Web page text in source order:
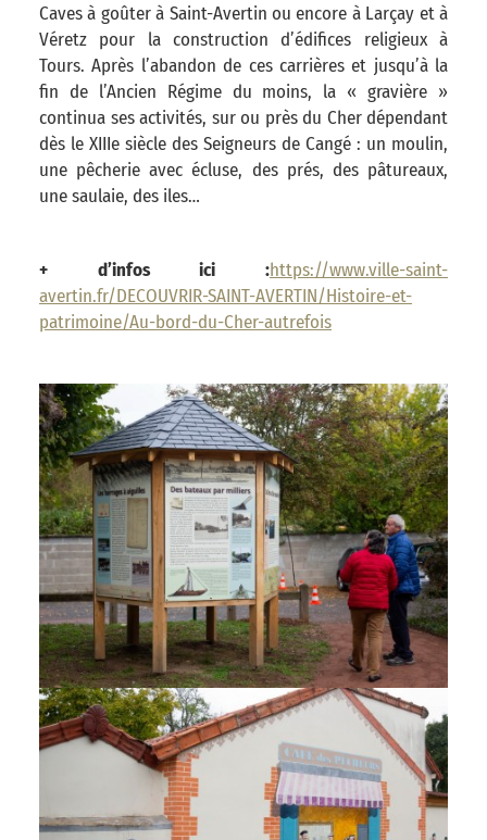
Caves à goûter à Saint-Avertin ou encore à Larçay et à
Véretz pour la construction d’édifices religieux à
Tours. Après l’abandon de ces carrières et jusqu’à la
fin de l’Ancien Régime du moins, la « gravière »
continua ses activités, sur ou près du Cher dépendant
dès le XIIIe siècle des Seigneurs de Cangé : un moulin,
une pêcherie avec écluse, des prés, des pâtureaux,
une saulaie, des iles…
+ d’infos ici :https://www.ville-saint-
avertin.fr/DECOUVRIR-SAINT-AVERTIN/Histoire-et-
patrimoine/Au-bord-du-Cher-autrefois